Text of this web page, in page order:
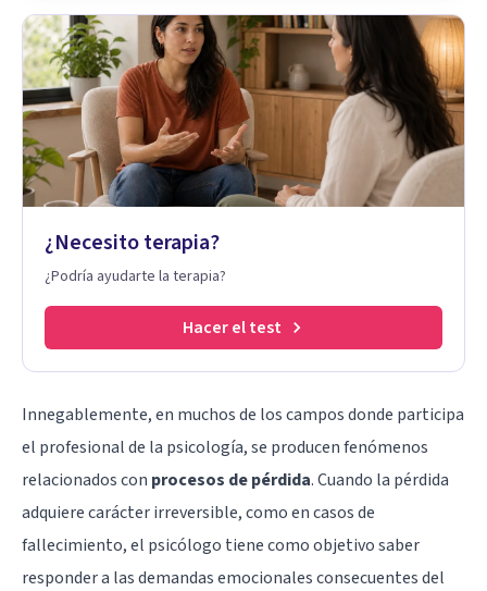
¿Necesito terapia?
¿Podría ayudarte la terapia?
Hacer el test
Innegablemente, en muchos de los campos donde participa
el profesional de la psicología, se producen fenómenos
relacionados con procesos de pérdida. Cuando la pérdida
adquiere carácter irreversible, como en casos de
fallecimiento, el psicólogo tiene como objetivo saber
responder a las demandas emocionales consecuentes del